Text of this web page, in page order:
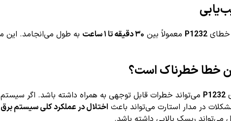
خطای P1232 معمولاً بین ۳۰ دقیقه تا ۱ ساعت
به طول می‌انجامد. این
خطا خطرناک است؟
P1232 می‌تواند خطرات قابل توجهی به همراه داشته باشد. اگر
در مدار استارت می‌تواند باعث اختلال در عملکرد کلی سیستم